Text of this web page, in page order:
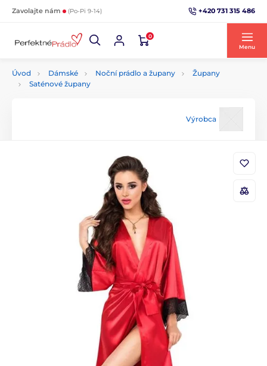
Zavolajte nám (Po-Pi 9-14) +420 731 315 486
0
Menu
Úvod Dámské Noční prádlo a župany
Župany
Saténové župany
Výrobca